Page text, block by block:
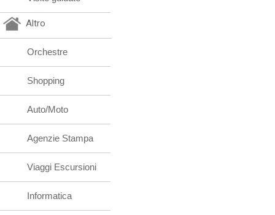
Altro
Orchestre
Shopping
Auto/Moto
Agenzie Stampa
Viaggi Escursioni
Informatica